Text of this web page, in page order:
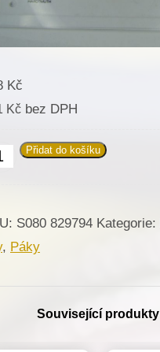
Kč
Kč bez DPH
Přidat do košíku
S080 829794 Kategorie:
, Páky
Související produkty